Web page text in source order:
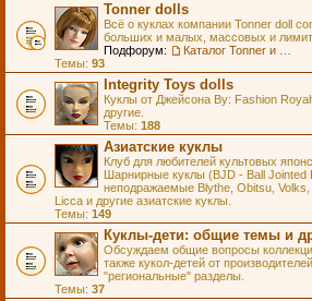
Tonner dolls
Всё о куклах компании Tonner doll
больших и малых, массовых и
Подфорум:
Темы: 93
Integrity Toys dolls
Куклы от Джейсона Ву: Fashion
другие.
Темы: 188
Азиатские куклы
Клуб для любителей культовых
Шарнирные куклы (BJD - Ball Jointed
неподражаемые Blythe, Obitsu, Volks,
Licca и другие азиатские куклы.
Темы: 149
Куклы-дети: общие темы и
Обсуждаем общие вопросы
также кукол-детей от
"региональные" разделы.
Темы: 37